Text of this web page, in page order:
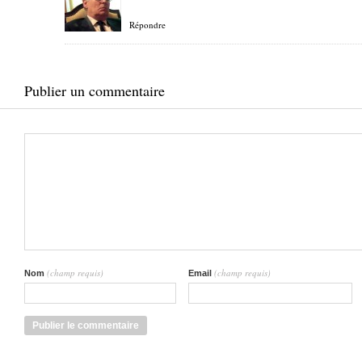
Répondre
Publier un commentaire
Nom (champ requis) Email (champ requis)